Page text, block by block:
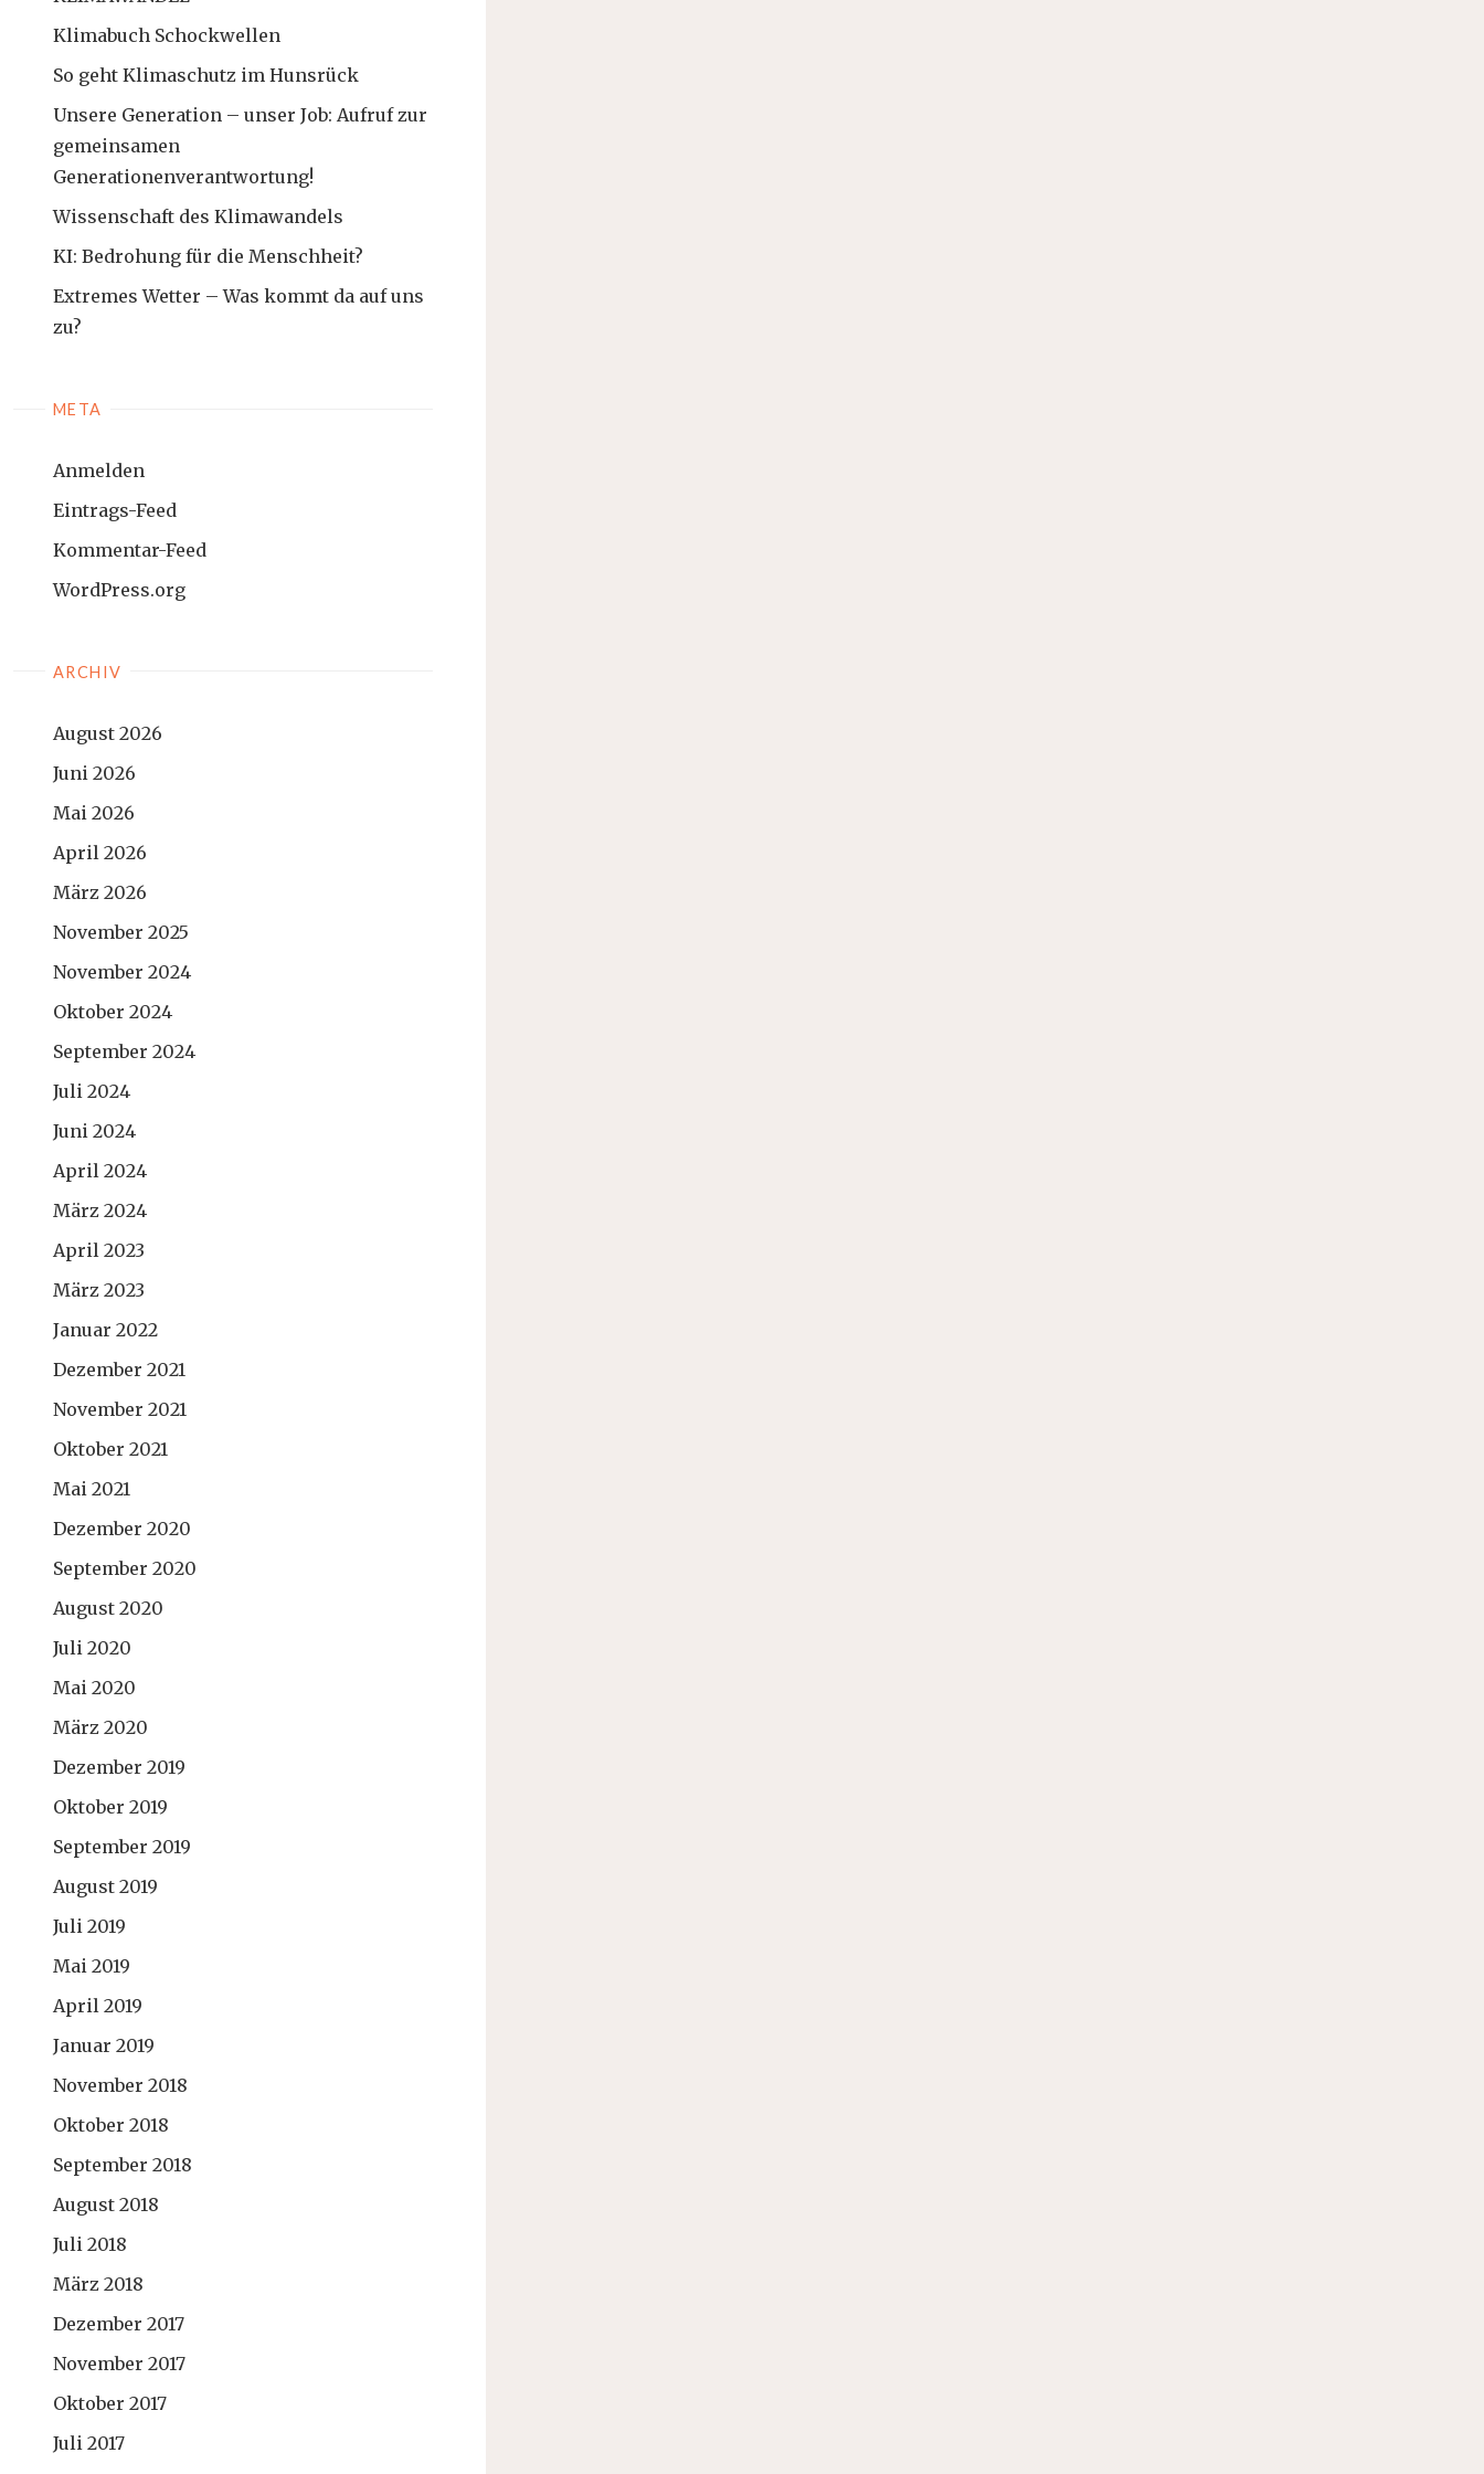
Klimabuch Schockwellen
So geht Klimaschutz im Hunsrück
Unsere Generation – unser Job: Aufruf zur
gemeinsamen
Generationenverantwortung!
Wissenschaft des Klimawandels
KI: Bedrohung für die Menschheit?
Extremes Wetter – Was kommt da auf uns
zu?
META
Anmelden
Eintrags-Feed
Kommentar-Feed
WordPress.org
ARCHIV
August 2026
Juni 2026
Mai 2026
April 2026
März 2026
November 2025
November 2024
Oktober 2024
September 2024
Juli 2024
Juni 2024
April 2024
März 2024
April 2023
März 2023
Januar 2022
Dezember 2021
November 2021
Oktober 2021
Mai 2021
Dezember 2020
September 2020
August 2020
Juli 2020
Mai 2020
März 2020
Dezember 2019
Oktober 2019
September 2019
August 2019
Juli 2019
Mai 2019
April 2019
Januar 2019
November 2018
Oktober 2018
September 2018
August 2018
Juli 2018
März 2018
Dezember 2017
November 2017
Oktober 2017
Juli 2017